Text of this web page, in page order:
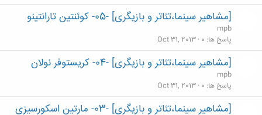
[مشاهیر سینما،تئاتر و بازیگری] -05- کوئنتین تارانتینو
mpb
پاسخ ها 0
Oct 31, 2013
[مشاهیر سینما،تئاتر و بازیگری] -04- کریستوفر نولان
mpb
پاسخ ها 0
Oct 31, 2013
[مشاهیر سینما،تئاتر و بازیگری] -03- مارتین اسکورسیزی